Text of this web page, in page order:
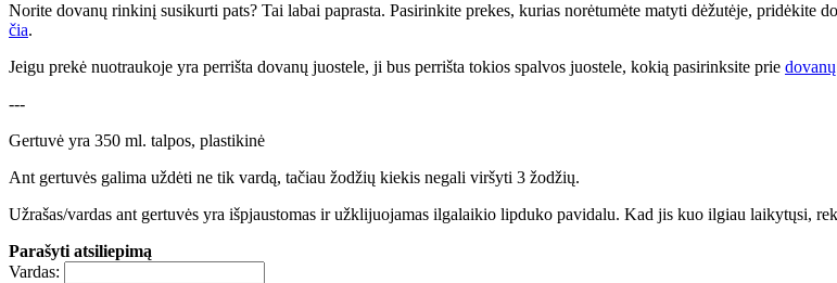
Norite dovanų rinkinį susikurti pats? Tai labai paprasta. Pasirinkite prekes, kurias norėtumėte matyti dėžutėje, pridėkite
čia.
Jeigu prekė nuotraukoje yra perrišta dovanų juostele, ji bus perrišta tokios spalvos juostele, kokią pasirinksite prie
---
Gertuvė yra 350 ml. talpos, plastikinė
Ant gertuvės galima uždėti ne tik vardą, tačiau žodžių kiekis negali viršyti 3 žodžių.
Užrašas/vardas ant gertuvės yra išpjaustomas ir užklijuojamas ilgalaikio lipduko pavidalu. Kad jis kuo ilgiau laikytųsi,
Parašyti atsiliepimą
Vardas: